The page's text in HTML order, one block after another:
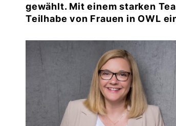
gewählt. Mit einem starken
Teilhabe von Frauen in OWL